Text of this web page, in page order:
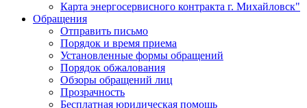
Карта энергосервисного контракта г. Михайловск"
Обращения
Отправить письмо
Порядок и время приема
Установленные формы обращений
Порядок обжалования
Обзоры обращений лиц
Прозрачность
Бесплатная юридическая помощь